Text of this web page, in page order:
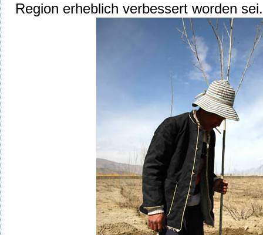
Region erheblich verbessert worden sei.